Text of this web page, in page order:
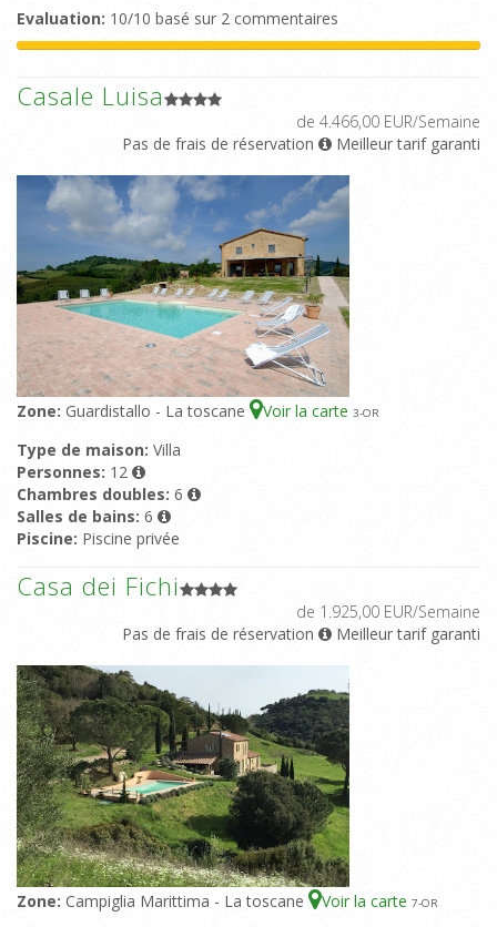
Evaluation: 10/10 basé sur 2 commentaires
Casale Luisa
de 4.466,00 EUR/Semaine
Pas de frais de réservation
Meilleur tarif garanti
Zone: Guardistallo - La toscane Voir la carte 3-OR
Type de maison: Villa
Personnes: 12
Chambres doubles: 6
Salles de bains: 6
Piscine: Piscine privée
Casa dei Fichi
de 1.925,00 EUR/Semaine
Pas de frais de réservation
Meilleur tarif garanti
Zone: Campiglia Marittima - La toscane Voir la carte 7-OR